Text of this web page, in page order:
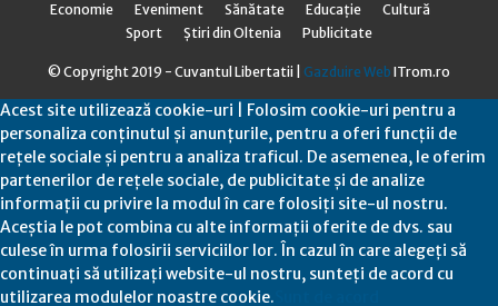
Economie
Eveniment Sănătate Educaţie
Cultură
Sport
Știri din Oltenia Publicitate
© Copyright 2019 - Cuvantul Libertatii | Gazduire Web ITrom.ro
Acest site utilizează cookie-uri | Folosim cookie-uri pentru a
personaliza conținutul și anunțurile, pentru a oferi funcții de
rețele sociale și pentru a analiza traficul. De asemenea, le oferim
partenerilor de rețele sociale, de publicitate și de analize
informații cu privire la modul în care folosiți site-ul nostru.
Aceștia le pot combina cu alte informații oferite de dvs. sau
culese în urma folosirii serviciilor lor. În cazul în care alegeți să
continuați să utilizați website-ul nostru, sunteți de acord cu
utilizarea modulelor noastre cookie.